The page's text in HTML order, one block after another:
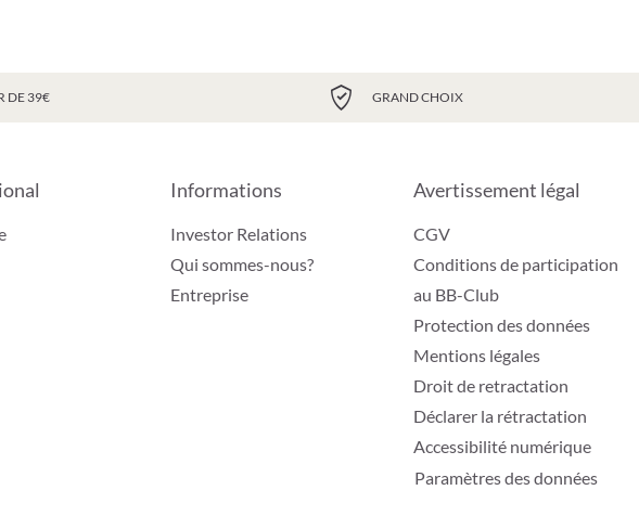
DE 39€ GRAND CHOIX
Informations
Investor Relations
Qui sommes-nous?
Entreprise
Avertissement légal
CGV
Conditions de participation
au BB-Club
Protection des données
Mentions légales
Droit de retractation
Déclarer la rétractation
Accessibilité numérique
Paramètres des données